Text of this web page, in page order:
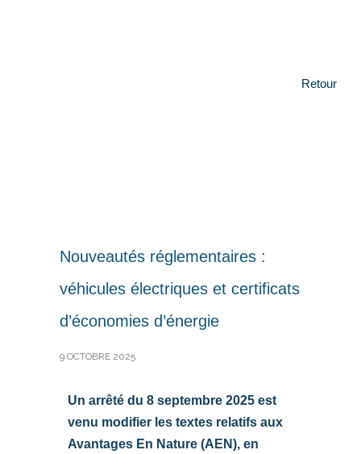
Retour
Nouveautés réglementaires :
véhicules électriques et certificats
d’économies d’énergie
9 OCTOBRE 2025
Un arrêté du 8 septembre 2025 est
venu modifier les textes relatifs aux
Avantages En Nature (AEN), en